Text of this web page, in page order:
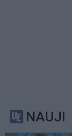
NAUJI